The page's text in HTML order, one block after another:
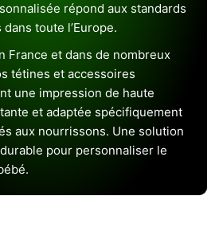
répond aux standards
toute l’Europe.
France et dans de nombreux
tétines et accessoires
une impression de haute
et adaptée spécifiquement
aux nourrissons. Une solution
pour personnaliser le